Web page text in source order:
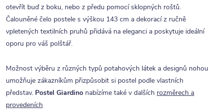
otevřít buď z boku, nebo z předu pomocí sklopných roštů.
Čalouněné čelo postele s výškou 143 cm a dekorací z ručně
vpletených textilních pruhů přidává na eleganci a poskytuje ideální
oporu pro váš polštář.
Možnost výběru z různých typů potahových látek a designů nohou
umožňuje zákazníkům přizpůsobit si postel podle vlastních
představ. Postel Giardino nabízíme také v dalších rozměrech a
provedeních